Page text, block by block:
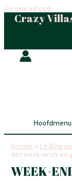
Ga naar inhoud
Crazy
Hoofdmenu
Accueil » Le Blog
des week-ends en
WEEK-